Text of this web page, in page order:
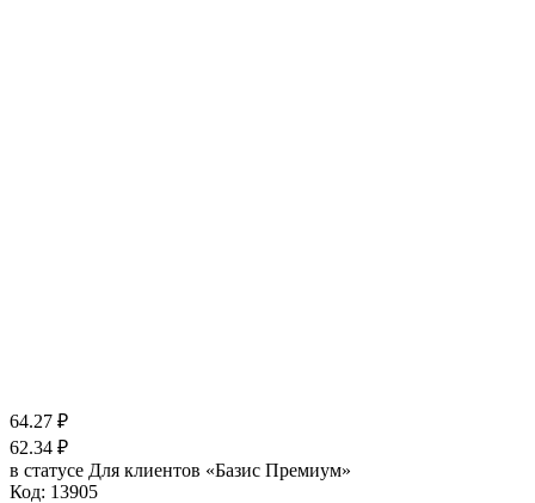
64.27 ₽
62.34 ₽
в статусе Для клиентов «Базис Премиум»
Код: 13905